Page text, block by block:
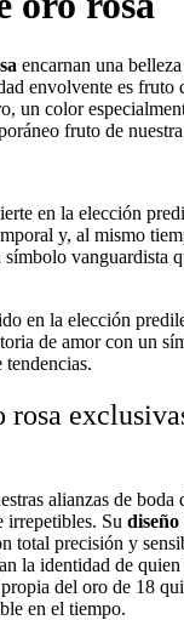
encarnan una
envolvente es fruto
un color
fruto de
en la elección
y, al mismo
vanguardista
en la elección
de amor con un
tendencias.
rosa
alianzas de boda
irrepetibles. Su
total precisión y
la identidad de quien
del oro de 18
en el tiempo.